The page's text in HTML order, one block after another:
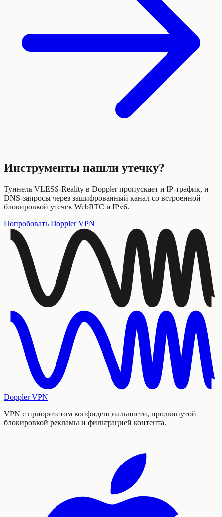
Инструменты нашли утечку?
Туннель VLESS-Reality в Doppler пропускает и IP-трафик, и
DNS-запросы через зашифрованный канал со встроенной
блокировкой утечек WebRTC и IPv6.
Попробовать Doppler VPN
Doppler VPN
VPN с приоритетом конфиденциальности, продвинутой
блокировкой рекламы и фильтрацией контента.